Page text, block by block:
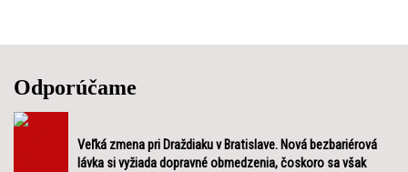
Odporúčame
Veľká zmena pri Draždiaku v Bratislave. Nová bezbariérová
lávka si vyžiada dopravné obmedzenia, čoskoro sa však